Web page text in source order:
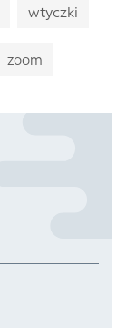
wtyczki
zoom